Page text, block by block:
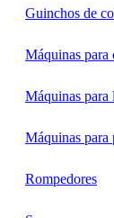
Guinchos de
Máquinas para
Máquinas para
Máquinas para
Rompedores